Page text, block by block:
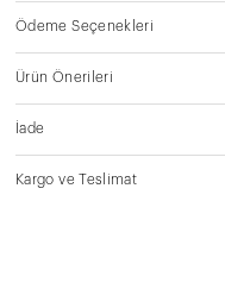
Ödeme Seçenekleri
Ürün Önerileri
İade
Kargo ve Teslimat